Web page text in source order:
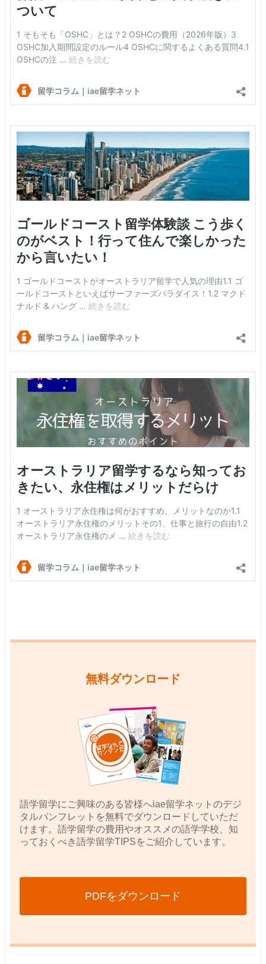
無料ダウンロード
語学留学にご興味のある皆様へiae留学ネットのデジ
タルパンフレットを無料でダウンロードしていただ
けます。語学留学の費用やオススメの語学学校、知
っておくべき語学留学TIPSをご紹介しています。
PDFをダウンロード